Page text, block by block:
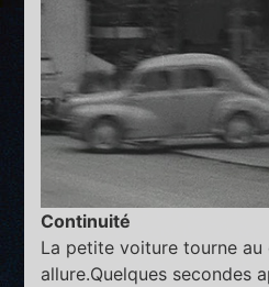
Continuité
La petite voiture tourne
allure.Quelques secondes